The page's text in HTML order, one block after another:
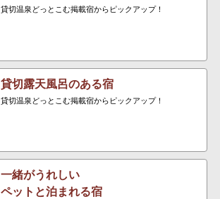
貸切温泉どっとこむ掲載宿からピックアップ！
貸切露天風呂のある宿
貸切温泉どっとこむ掲載宿からピックアップ！
一緒がうれしい
ペットと泊まれる宿